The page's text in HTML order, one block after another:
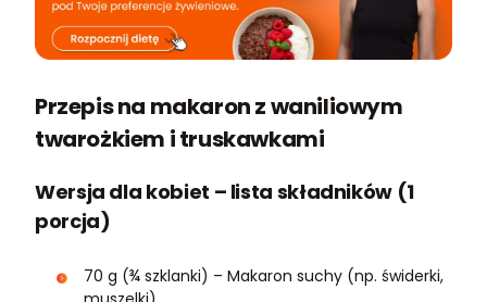
Przepis na makaron z waniliowym
twarożkiem i truskawkami
Wersja dla kobiet – lista składników (1
porcja)
70 g (¾ szklanki) – Makaron suchy (np. świderki,